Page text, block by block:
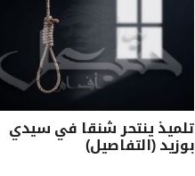
تلميذ ينتحر شنقا في سيدي
بوزيد (التفاصيل)